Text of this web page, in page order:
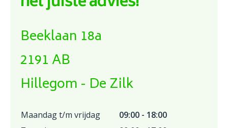
Beeklaan 18a
2191 AB
Hillegom - De Zilk
Maandag t/m vrijdag
09:00 - 18:00